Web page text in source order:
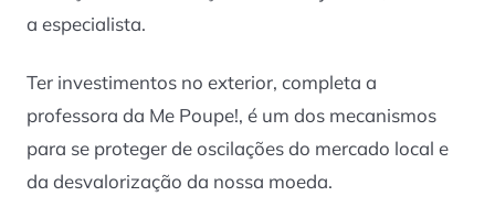
a especialista.
Ter investimentos no exterior, completa a
professora da Me Poupe!, é um dos mecanismos
para se proteger de oscilações do mercado local e
da desvalorização da nossa moeda.